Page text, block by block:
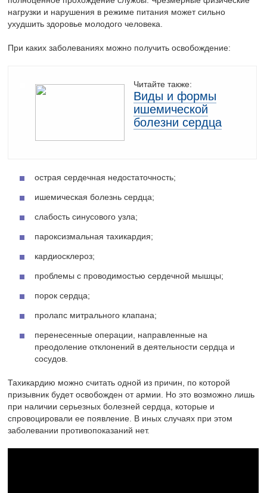
нагрузки и нарушения в режиме питания может сильно
ухудшить здоровье молодого человека.
При каких заболеваниях можно получить освобождение:
Читайте также:
Виды и формы
ишемической
болезни сердца
острая сердечная недостаточность;
ишемическая болезнь сердца;
слабость синусового узла;
пароксизмальная тахикардия;
кардиосклероз;
проблемы с проводимостью сердечной мышцы;
порок сердца;
пролапс митрального клапана;
перенесенные операции, направленные на
преодоление отклонений в деятельности сердца и
сосудов.
Тахикардию можно считать одной из причин, по которой
призывник будет освобожден от армии. Но это возможно лишь
при наличии серьезных болезней сердца, которые и
спровоцировали ее появление. В иных случаях при этом
заболевании противопоказаний нет.